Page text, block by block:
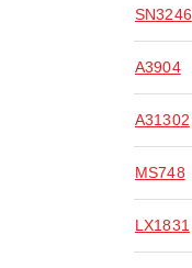
SN3246
A3904
A31302
MS748
LX1831